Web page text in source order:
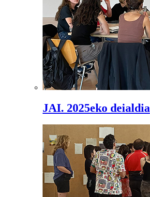
JAI. 2025eko deialdia